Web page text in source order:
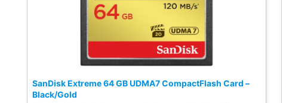
SanDisk Extreme 64 GB UDMA7 CompactFlash Card –
Black/Gold